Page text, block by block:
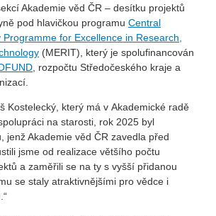
Akademie věd ČR – desítku projektů
pod hlavičkou programu Central
for Excellence in Research,
(MERIT), který je spolufinancován
, rozpočtu Středočeského kraje a
Kostelecký, který má v Akademické radě
na starosti, rok 2025 byl
jenž Akademie věd ČR zavedla před
jsme od realizace většího počtu
a zaměřili se na ty s vyšší přidanou
se staly atraktivnějšími pro vědce i